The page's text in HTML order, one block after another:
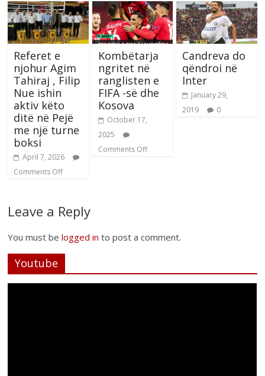
Referet e
njohur Agim
Tahiraj , Filip
Nue ishin
aktiv këto
ditë në Pejë
me një turne
boksi
April 7, 2026
Comments Off
Kombëtarja
ngritet në
ranglisten e
FIFA -së dhe
Kosova
October 17,
2025
Comments Off
Candreva do
qëndroi në
Inter
January 29,
2019
0
Leave a Reply
You must belogged in to post a comment.
Youtube